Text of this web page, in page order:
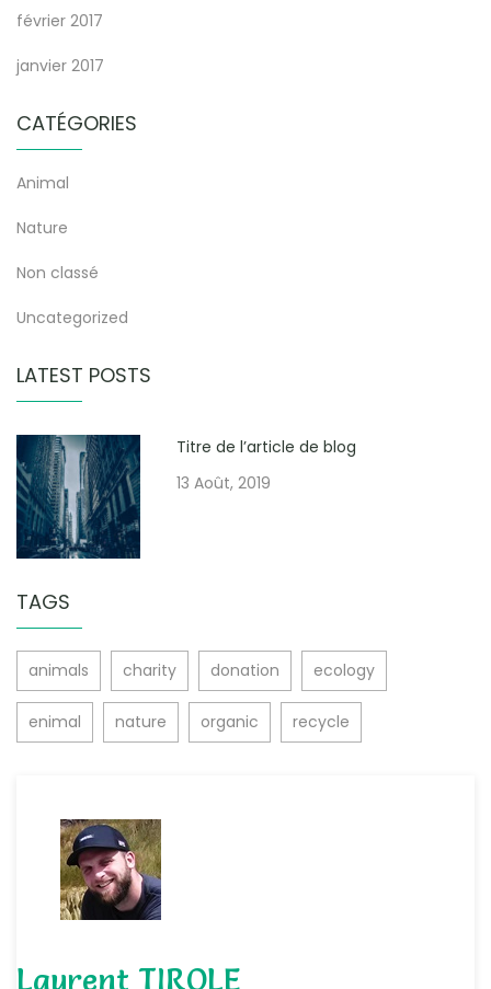
février 2017
janvier 2017
CATÉGORIES
Animal
Nature
Non classé
Uncategorized
LATEST POSTS
Titre de l’article de blog
13 Août, 2019
TAGS
animals charity donation ecology
enimal nature organic recycle
Laurent TIROLE